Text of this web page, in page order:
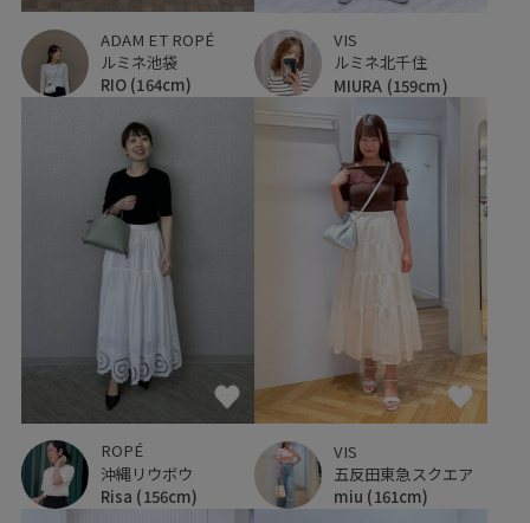
ADAM ET ROPÉ
ルミネ池袋
RIO (164cm)
VIS
ルミネ北千住
MIURA (159cm)
ROPÉ
沖縄リウボウ
Risa (156cm)
VIS
五反田東急スクエア
miu (161cm)